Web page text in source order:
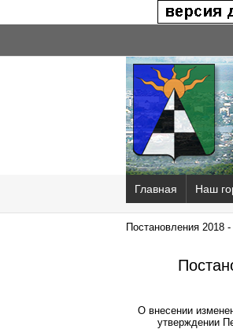
Главная Наш
Постановления 2018 -
О внесении
утверждении